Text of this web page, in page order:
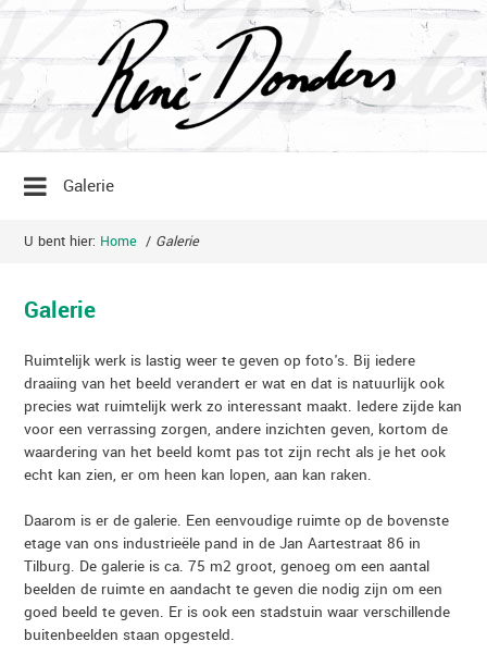
Galerie
U bent hier: Home / Galerie
Galerie
Ruimtelijk werk is lastig weer te geven op foto's. Bij iedere
draaiing van het beeld verandert er wat en dat is natuurlijk ook
precies wat ruimtelijk werk zo interessant maakt. Iedere zijde kan
voor een verrassing zorgen, andere inzichten geven, kortom de
waardering van het beeld komt pas tot zijn recht als je het ook
echt kan zien, er om heen kan lopen, aan kan raken.
Daarom is er de galerie. Een eenvoudige ruimte op de bovenste
etage van ons industrieële pand in de Jan Aartestraat 86 in
Tilburg. De galerie is ca. 75 m2 groot, genoeg om een aantal
beelden de ruimte en aandacht te geven die nodig zijn om een
goed beeld te geven. Er is ook een stadstuin waar verschillende
buitenbeelden staan opgesteld.